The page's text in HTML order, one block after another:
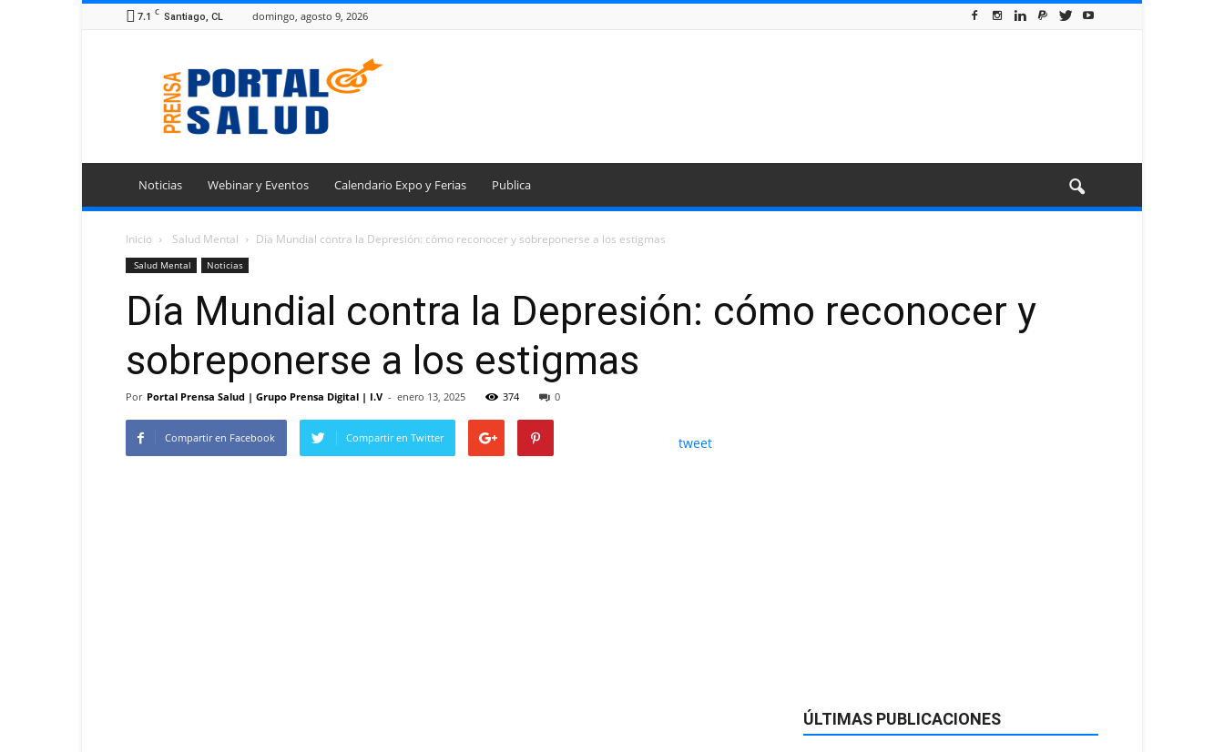
7.1 C Santiago, CL domingo, agosto 9, 2026
Portal
Prensa
Salud
Noticias Webinar y Eventos Calendario Expo y Ferias Publica
Inicio Salud Mental Día Mundial contra la Depresión: cómo reconocer y sobreponerse a los estigmas
Salud Mental Noticias
Día Mundial contra la Depresión: cómo reconocer y
sobreponerse a los estigmas
Por Portal Prensa Salud | Grupo Prensa Digital | I.V - enero 13, 2025 374 0
Compartir en Facebook Compartir en Twitter tweet
ÚLTIMAS PUBLICACIONES